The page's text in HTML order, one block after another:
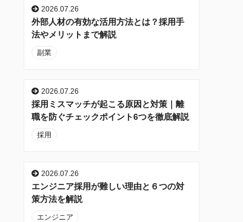
2026.07.26
外部人材の有効な活用方法とは？採用手
法やメリットまで解説
副業
2026.07.26
採用ミスマッチが起こる原因と対策｜離
職を防ぐチェックポイント6つを徹底解説
採用
2026.07.26
エンジニア採用が難しい理由と６つの対
策方法を解説
エンジニア